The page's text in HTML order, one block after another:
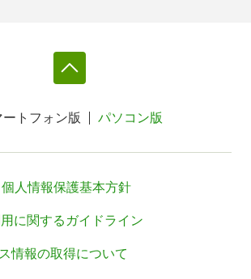
ートフォン版 パソコン版
個人情報保護基本方針
に関するガイドライン
情報の取得について